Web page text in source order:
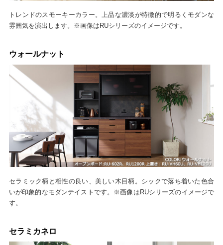
トレンドのスモーキーカラー。上品な濃淡が特徴的で明るくモダンな
雰囲気を演出します。※画像はRUシリーズのイメージです。
ウォールナット
セラミック柄と相性の良い、美しい木目柄。シックで落ち着いた色合
いが印象的なモダンテイストです。※画像はRUシリーズのイメージで
す。
セラミカネロ